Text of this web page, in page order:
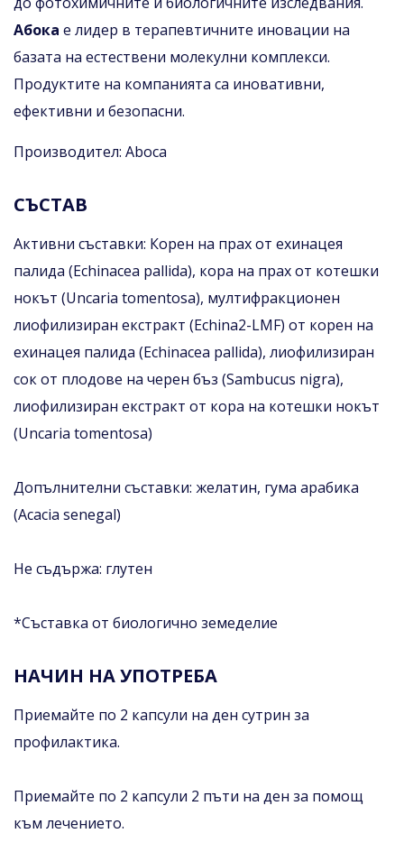
Абока е лидер в терапевтичните иновации на
базата на естествени молекулни комплекси.
Продуктите на компанията са иновативни,
ефективни и безопасни.
Производител: Aboca
СЪСТАВ
Активни съставки: Корен на прах от ехинацея
палида (Echinacea pallida), кора на прах от котешки
нокът (Uncaria tomentosa), мултифракционен
лиофилизиран екстракт (Echina2-LMF) от корен на
ехинацея палида (Echinacea pallida), лиофилизиран
сок от плодове на черен бъз (Sambucus nigra),
лиофилизиран екстракт от кора на котешки нокът
(Uncaria tomentosa)
Допълнителни съставки: желатин, гума арабика
(Acacia senegal)
Не съдържа: глутен
*Съставка от биологично земеделие
НАЧИН НА УПОТРЕБА
Приемайте по 2 капсули на ден сутрин за
профилактика.
Приемайте по 2 капсули 2 пъти на ден за помощ
към лечението.